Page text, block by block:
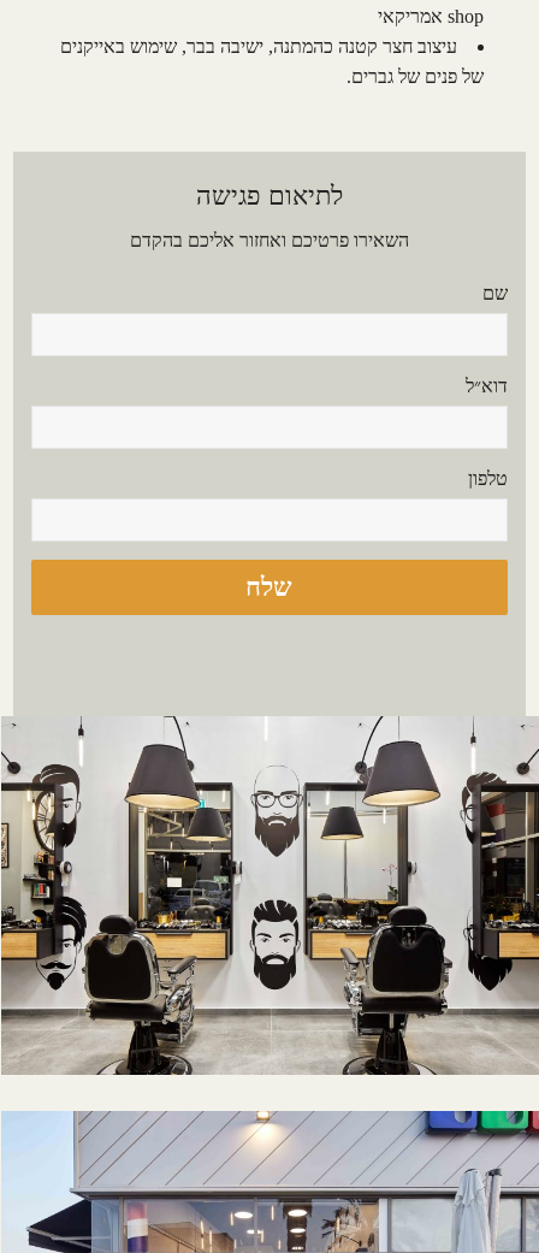
shop אמריקאי
עיצוב חצר קטנה כהמתנה, ישיבה בבר, שימוש באייקנים
של פנים של גברים.
לתיאום פגישה
השאירו פרטיכם ואחזור אליכם בהקדם
שם
דוא״ל
טלפון